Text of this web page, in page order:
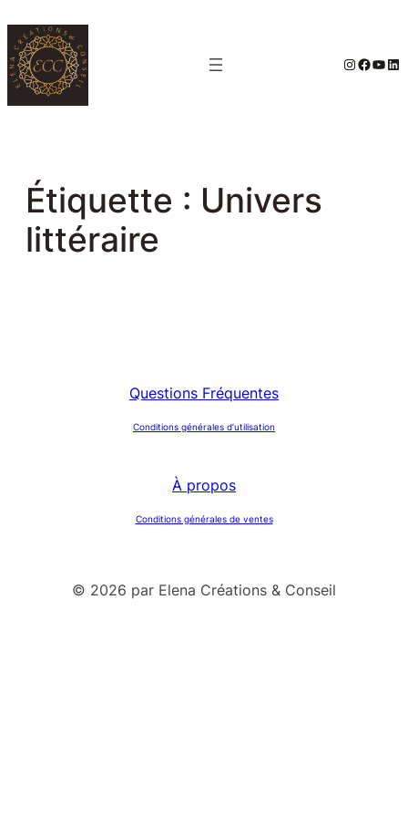
au
contenu
#
Étiquette : Univers
littéraire
Questions Fréquentes
Conditions générales d’utilisation
À propos
Conditions générales de ventes
© 2026 par Elena Créations & Conseil